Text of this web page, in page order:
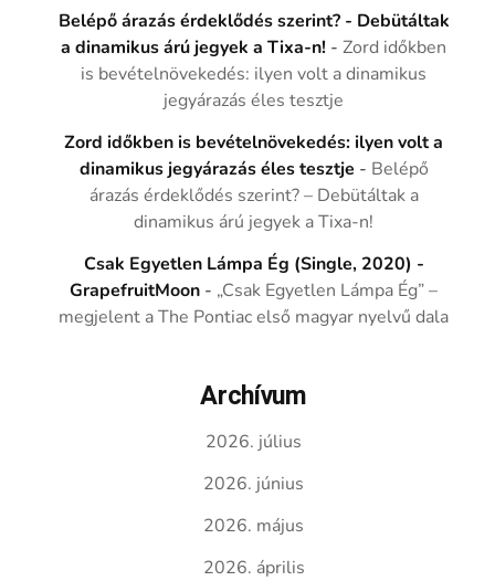
Belépő árazás érdeklődés szerint? - Debütáltak
a dinamikus árú jegyek a Tixa-n! -Zord időkben
is bevételnövekedés: ilyen volt a dinamikus
jegyárazás éles tesztje
Zord időkben is bevételnövekedés: ilyen volt a
dinamikus jegyárazás éles tesztje - Belépő
árazás érdeklődés szerint? – Debütáltak a
dinamikus árú jegyek a Tixa-n!
Csak Egyetlen Lámpa Ég (Single, 2020) -
GrapefruitMoon - „Csak Egyetlen Lámpa Ég” –
megjelent a The Pontiac első magyar nyelvű dala
Archívum
2026. július
2026. június
2026. május
2026. április